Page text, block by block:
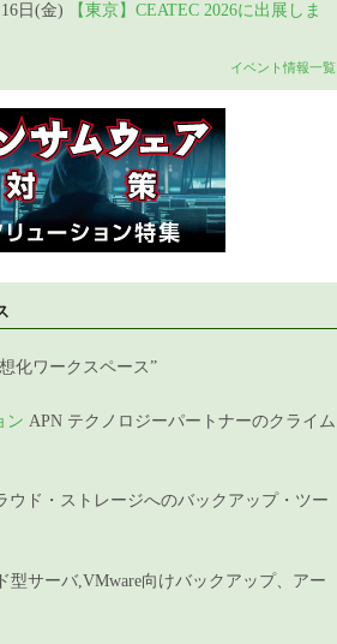
日(金)
【東京】CEATEC 2026に出展しま
イベント情報一覧
化ワークスペース”
ン APN テクノロジーパートナーのクライム
ウド・ストレージへのバックアップ・ツー
型サーバ,VMware向けバックアップ、アー